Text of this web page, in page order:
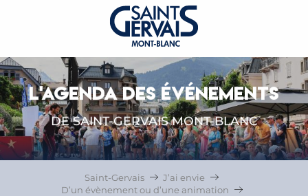
L'AGENDA DES ÉVÉNEMENTS
DE SAINT-GERVAIS MONT-BLANC
Saint-Gervais
J’ai envie
D’un évènement ou d’une animation